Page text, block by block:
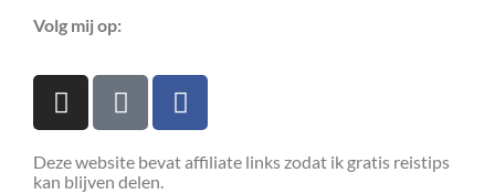
Volg mij op:
Deze website bevat affiliate links zodat ik gratis reistips
kan blijven delen.